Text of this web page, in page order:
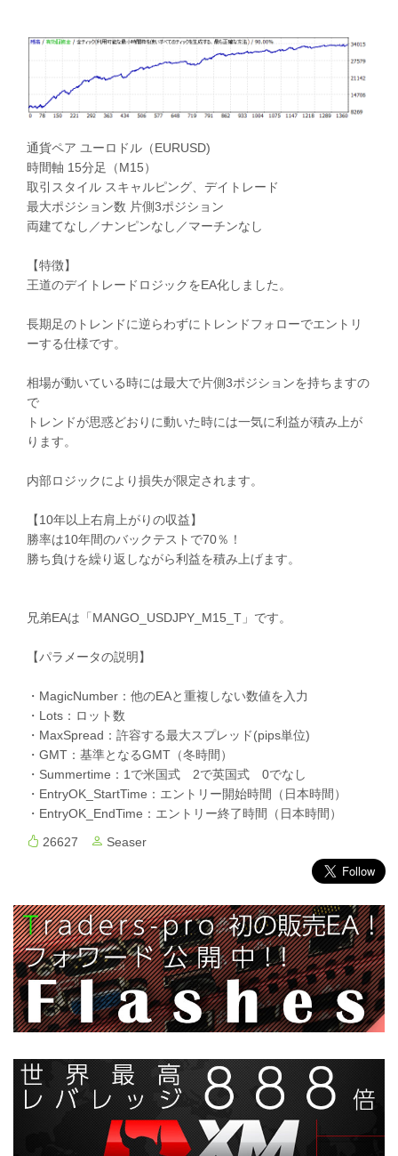
通貨ペア ユーロドル（EURUSD)
時間軸 15分足（M15）
取引スタイル スキャルピング、デイトレード
最大ポジション数 片側3ポジション
両建てなし／ナンピンなし／マーチンなし
【特徴】
王道のデイトレードロジックをEA化しました。
長期足のトレンドに逆らわずにトレンドフォローでエントリ
ーする仕様です。
相場が動いている時には最大で片側3ポジションを持ちますの
で
トレンドが思惑どおりに動いた時には一気に利益が積み上が
ります。
内部ロジックにより損失が限定されます。
【10年以上右肩上がりの収益】
勝率は10年間のバックテストで70％！
勝ち負けを繰り返しながら利益を積み上げます。
兄弟EAは「MANGO_USDJPY_M15_T」です。
【パラメータの説明】
・MagicNumber：他のEAと重複しない数値を入力
・Lots：ロット数
・MaxSpread：許容する最大スプレッド(pips単位)
・GMT：基準となるGMT（冬時間）
・Summertime：1で米国式 2で英国式 0でなし
・EntryOK_StartTime：エントリー開始時間（日本時間）
・EntryOK_EndTime：エントリー終了時間（日本時間）
26627
Seaser